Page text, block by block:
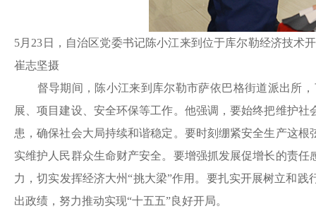
5月23日，自治区党委书记陈小江来到位于库尔勒经济技术
崔志坚摄
督导期间，陈小江来到库尔勒市萨依巴格街道派出所，
展、项目建设、安全环保等工作。他强调，要始终把维护
患，确保社会大局持续和谐稳定。要时刻绷紧安全生产这
实维护人民群众生命财产安全。要增强抓发展促增长的责
力，切实发挥经济大州“挑大梁”作用。要扎实开展树立和
出政绩，努力推动实现“十五五”良好开局。